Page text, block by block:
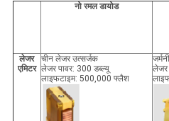
नो रमल डायोड
लेजर
एमिटर
चीन लेजर उत्सर्जक
लेजर पावर: 300 डब्ल्यू
लाइफटाइम: 500,000 फ्लैश
लेजर